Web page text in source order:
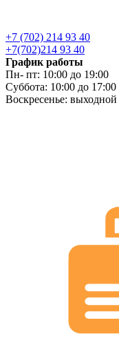
+7 (702) 214 93 40
+7(702)214 93 40
График работы
Пн- пт: 10:00 до 19:00
Суббота: 10:00 до 17:00
Воскресенье: выходной